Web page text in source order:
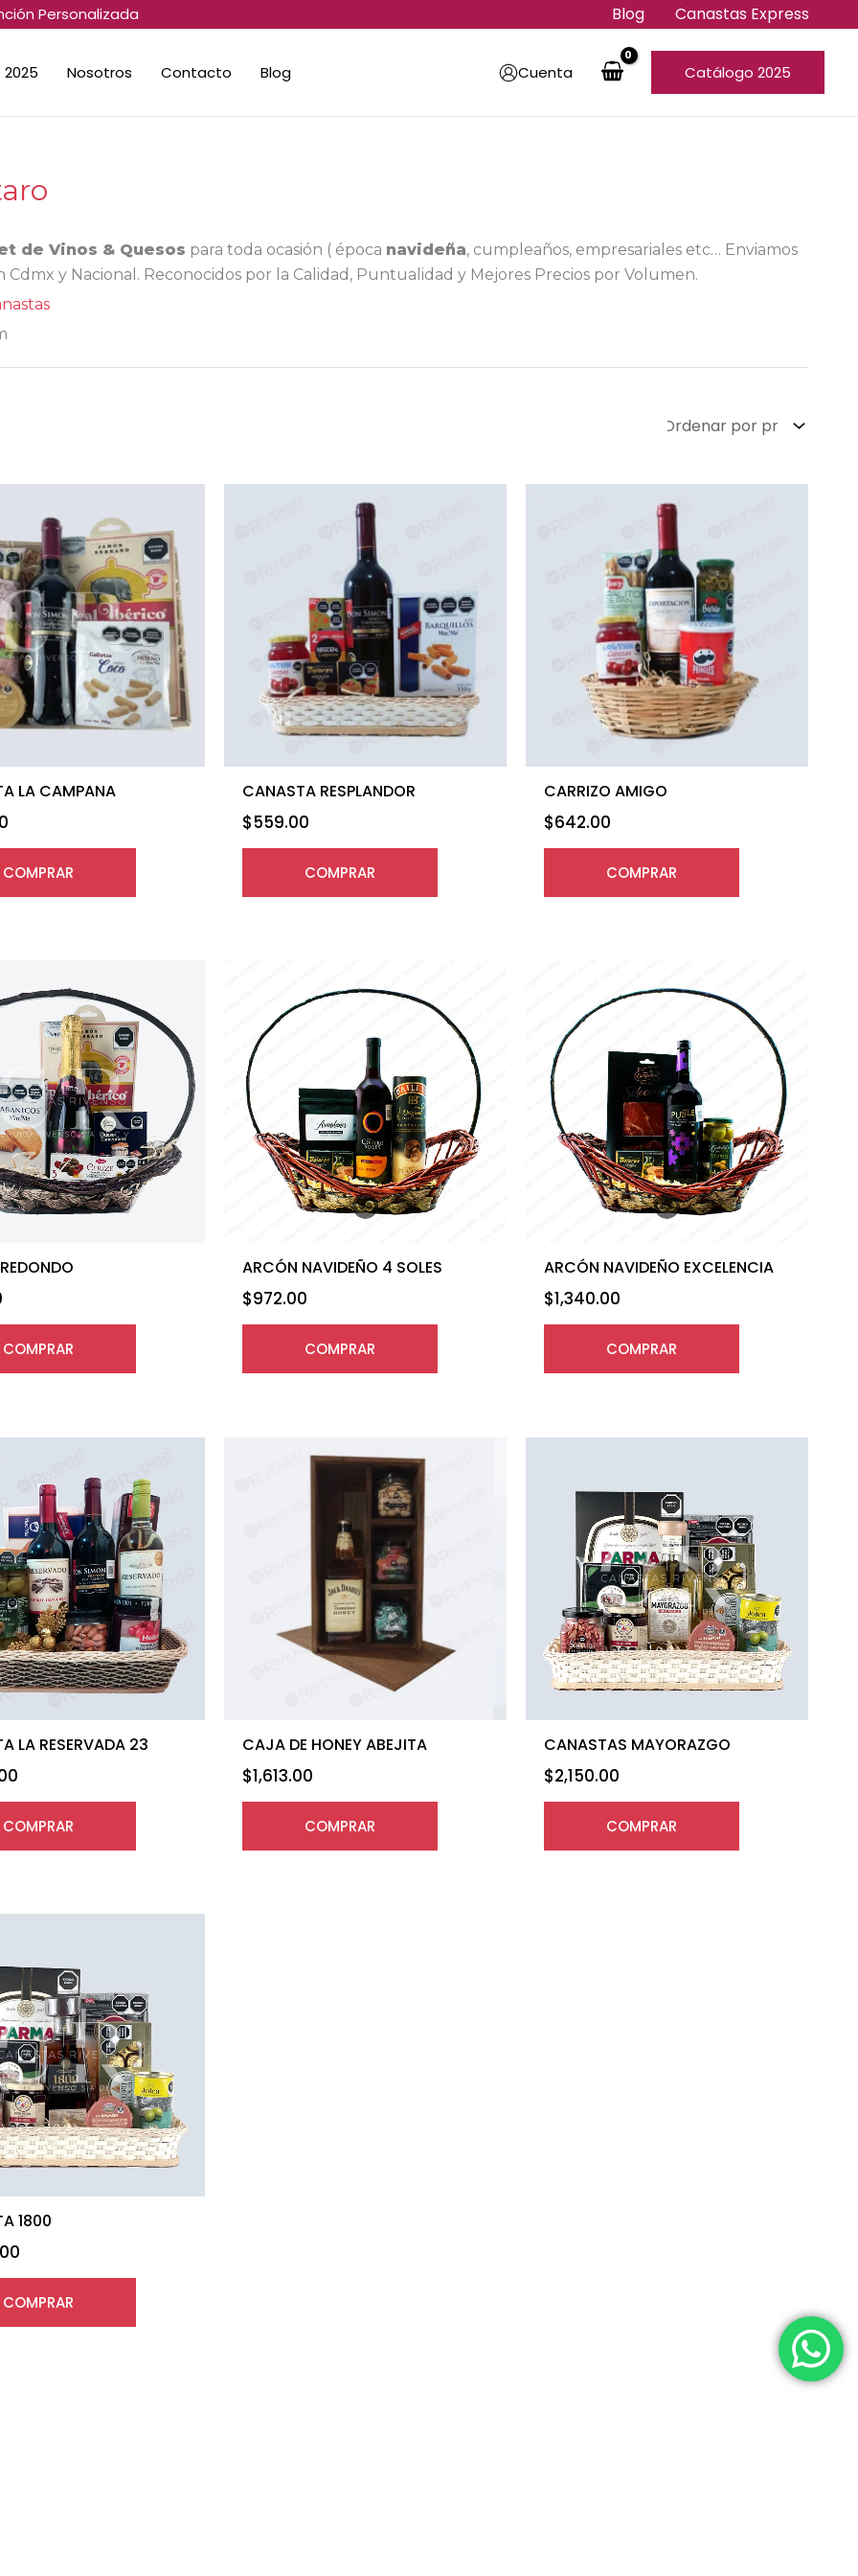
Personalizada Blog Canastas Express
Nosotros Contacto Blog Cuenta Catálogo 2025
de Vinos & Quesos para toda ocasión ( época navideña, cumpleaños, empresariales etc… Enviamos
Cdmx y Nacional. Reconocidos por la Calidad, Puntualidad y Mejores Precios por Volumen.
LA CAMPANA
COMPRAR
CANASTA RESPLANDOR
$559.00
COMPRAR
CARRIZO AMIGO
$642.00
COMPRAR
COMPRAR
ARCÓN NAVIDEÑO 4 SOLES
$972.00
COMPRAR
ARCÓN NAVIDEÑO EXCELENCIA
$1,340.00
COMPRAR
LA RESERVADA 23
COMPRAR
CAJA DE HONEY ABEJITA
$1,613.00
COMPRAR
CANASTAS MAYORAZGO
$2,150.00
COMPRAR
1800
COMPRAR